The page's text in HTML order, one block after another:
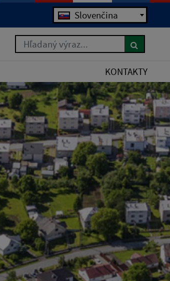
Slovenčina
Hľadaný výraz...
KONTAKTY